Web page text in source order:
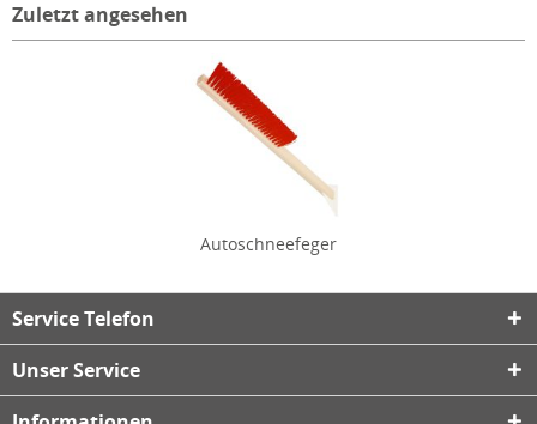
Zuletzt angesehen
Autoschneefeger
Service Telefon
Unser Service